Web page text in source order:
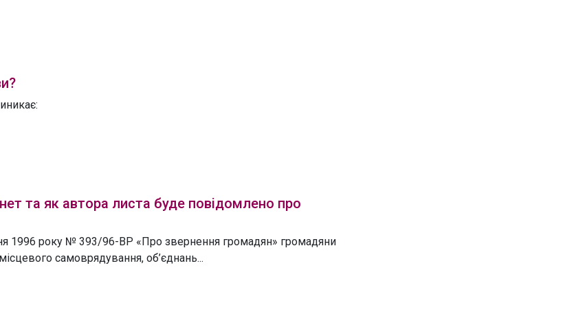
та як автора листа буде повідомлено про
1996 року № 393/96-ВР «Про звернення громадян» громадяни
самоврядування, об’єднань...